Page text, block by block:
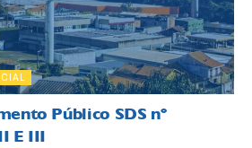
Público SDS nº
E III